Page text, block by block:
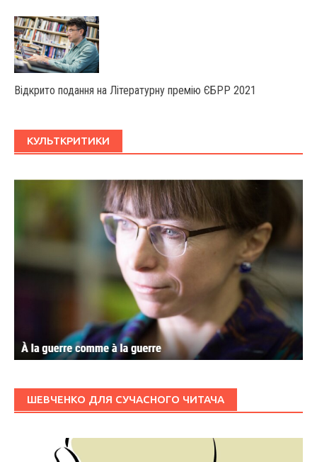
Відкрито подання на Літературну премію ЄБРР 2021
КУЛЬТКРИТИКИ
ШЕВЧЕНКО ДЛЯ СУЧАСНОГО ЧИТАЧА